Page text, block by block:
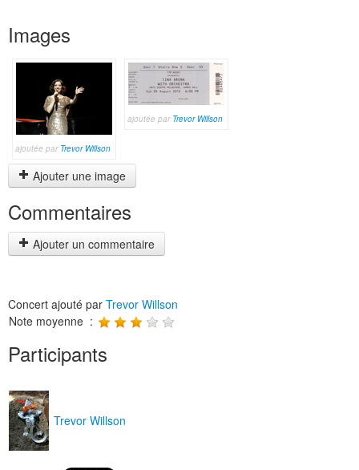
Images
ajoutée par Trevor Willson
ajoutée par Trevor Willson
Ajouter une image
Commentaires
Ajouter un commentaire
Concert ajouté par Trevor Willson
Note moyenne :
Participants
Trevor Willson